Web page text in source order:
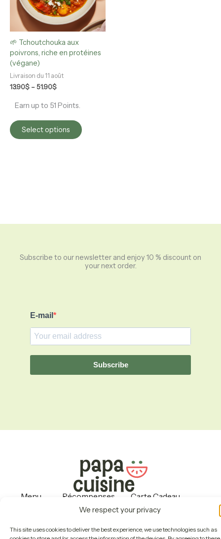
We respect your privacy
This site uses cookies to deliver the best experience, we use technologies such as
🌱 Tchoutchouka aux
poivrons, riche en protéines
(végane)
Livraison du 11 août
13.90$ –51.90$
Earn up to 51 Points.
Select options
options
may
be
chosen
the
Subscribe to our newsletter and enjoy 10 % discount on
your next order.
E-mail
Subscribe
Menu Récompenses
Carte Cadeau
Politiques